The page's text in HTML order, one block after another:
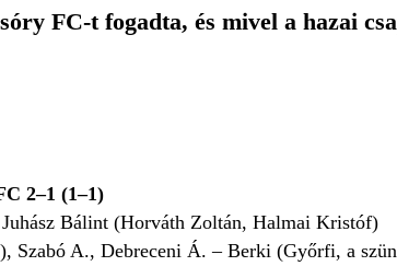
FC-t fogadta, és mivel a hazai
2–1 (1–1)
Juhász Bálint (Horváth Zoltán, Halmai Kristóf)
Szabó A., Debreceni Á. – Berki (Győrfi, a